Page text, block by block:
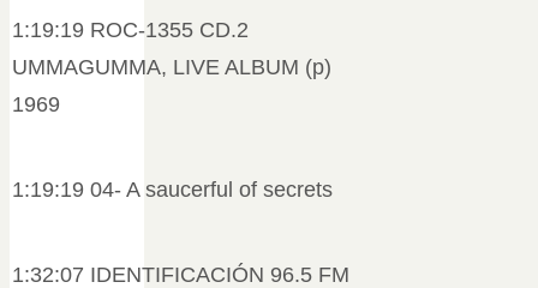
1:19:19 ROC-1355 CD.2
UMMAGUMMA, LIVE ALBUM (p)
1969
1:19:19 04- A saucerful of secrets
1:32:07 IDENTIFICACIÓN 96.5 FM